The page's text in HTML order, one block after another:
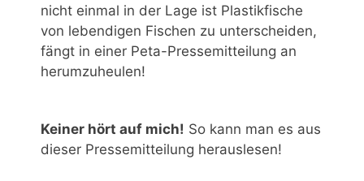
nicht einmal in der Lage ist Plastikfische
von lebendigen Fischen zu unterscheiden,
fängt in einer Peta-Pressemitteilung an
herumzuheulen!
Keiner hört auf mich! So kann man es aus
dieser Pressemitteilung herauslesen!